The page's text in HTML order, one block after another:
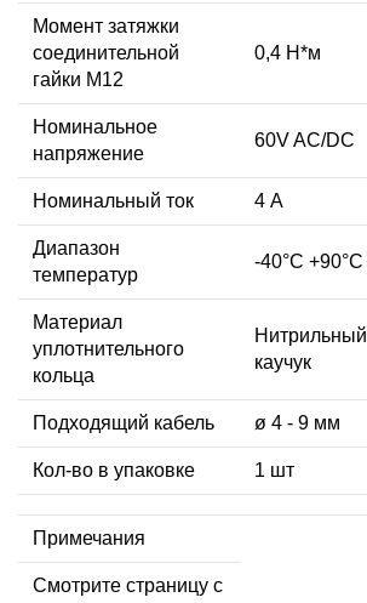
Момент затяжки
соединительной
гайки M12
0,4 Н*м
Номинальное
напряжение
60V AC/DC
Номинальный ток 4 А
Диапазон
температур
-40°C +90°C
Материал
уплотнительного
кольца
Нитрильный
каучук
Подходящий кабель ø 4 - 9 мм
Кол-во в упаковке 1 шт
Примечания
Смотрите страницу с